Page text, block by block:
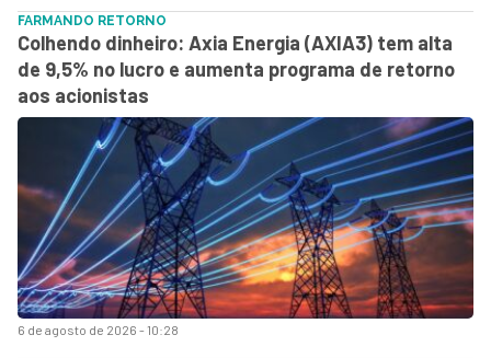
6 de agosto de 2026 - 10:28
FARMANDO RETORNO
Colhendo dinheiro: Axia Energia (AXIA3) tem alta
de 9,5% no lucro e aumenta programa de retorno
aos acionistas